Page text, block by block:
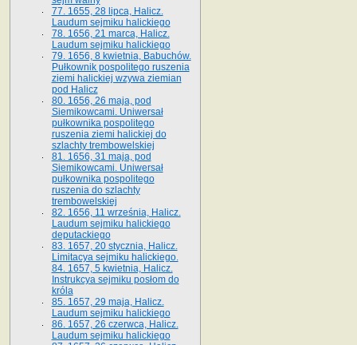
77. 1655, 28 lipca, Halicz.
Laudum sejmiku halickiego
78. 1656, 21 marca, Halicz.
Laudum sejmiku halickiego
79. 1656, 8 kwietnia, Babuchów.
Pułkownik pospolitego ruszenia
ziemi halickiej wzywa ziemian
pod Halicz
80. 1656, 26 maja, pod
Siemikowcami. Uniwersał
pułkownika pospolitego
ruszenia ziemi halickiej do
szlachty trembowelskiej
81. 1656, 31 maja, pod
Siemikowcami. Uniwersał
pułkownika pospolitego
ruszenia do szlachty
trembowelskiej
82. 1656, 11 września, Halicz.
Laudum sejmiku halickiego
deputackiego
83. 1657, 20 stycznia, Halicz.
Limitacya sejmiku halickiego.
84. 1657, 5 kwietnia, Halicz.
Instrukcya sejmiku posłom do
króla
85. 1657, 29 maja, Halicz.
Laudum sejmiku halickiego
86. 1657, 26 czerwca, Halicz.
Laudum sejmiku halickiego